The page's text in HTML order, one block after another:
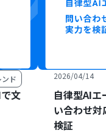
ド
文
2026/04/14
自律型AI
い合わせ
検証